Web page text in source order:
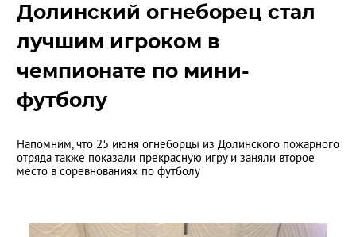
Долинский огнеборец стал
лучшим игроком в
чемпионате по мини-
футболу
Напомним, что 25 июня огнеборцы из Долинского пожарного
отряда также показали прекрасную игру и заняли второе
место в соревнованиях по футболу